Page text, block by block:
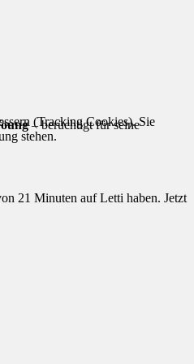
– berüchtigt für seine
21 Minuten auf Letti haben. Jetzt
(Tracking Cookies). Sie
stehen.